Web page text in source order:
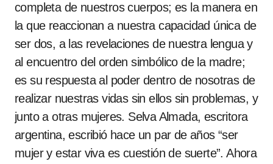
completa de nuestros cuerpos; es la manera en
la que reaccionan a nuestra capacidad única de
ser dos, a las revelaciones de nuestra lengua y
al encuentro del orden simbólico de la madre;
es su respuesta al poder dentro de nosotras de
realizar nuestras vidas sin ellos sin problemas, y
junto a otras mujeres. Selva Almada, escritora
argentina, escribió hace un par de años “ser
mujer y estar viva es cuestión de suerte”. Ahora